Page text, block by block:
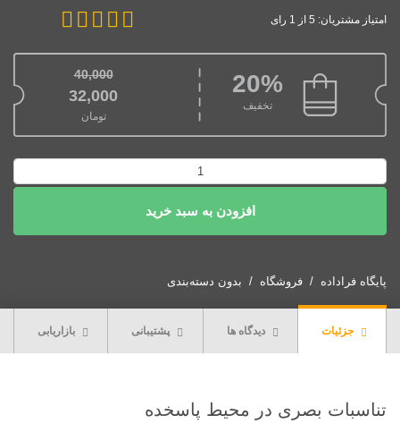
امتیاز مشتریان: 5 از 1 رای
20%
تخفیف
40,000
قیمت اصلی: 40,000تومان بود.
32,000
تومان
قیمت فعلی: 32,000تومان.
تناسبات
در
پاسخده
افزودن به سبد خرید
پایگاه فراداده فروشگاه بدون دسته‌بندی
جزئیات دیدگاه ها پشتیبانی بازاریابی
تناسبات بصری در محیط پاسخده